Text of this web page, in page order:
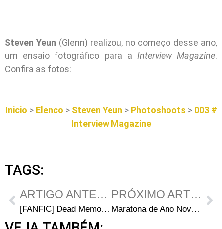
Steven Yeun (Glenn) realizou, no começo desse ano,
um ensaio fotográfico para a Interview Magazine.
Confira as fotos:
Inicio > Elenco > Steven Yeun > Photoshoots > 003 #
Interview Magazine
TAGS:
ARTIGO ANTERIOR
[FANFIC] Dead Memories – Capítulo 02
PRÓXIMO ARTIGO
Maratona de Ano Novo de The Walking Dead na AMC